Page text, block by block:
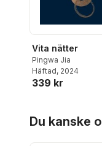
Vita nätter
Pingwa Jia
Häftad, 2024
339 kr
Du kanske